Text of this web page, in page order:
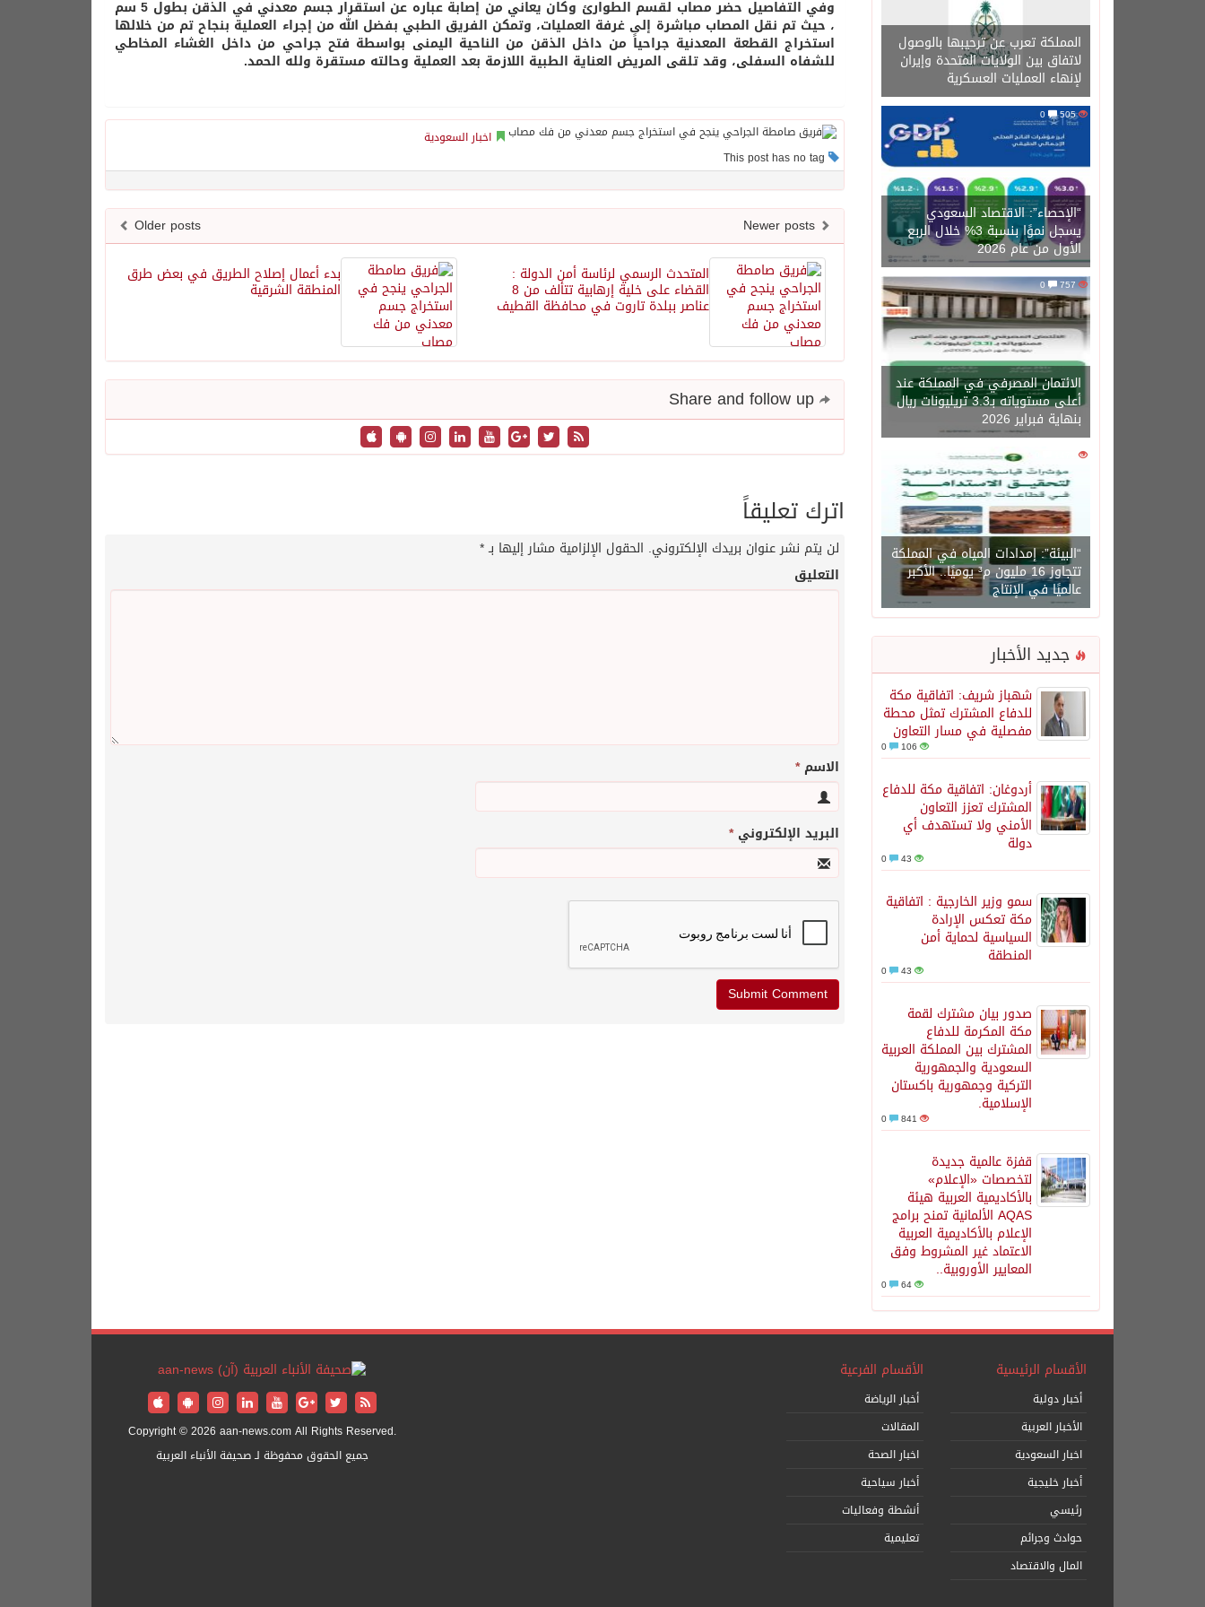
المملكة تعرب عن ترحيبها بالوصول
لاتفاق بين الولايات المتحدة وإيران
لإنهاء العمليات العسكرية
505
“الإحصاء”: الاقتصاد السعودي
يسجل نموًا بنسبة 3% خلال الربع
الأول من عام 2026
757
0
الائتمان المصرفي في المملكة عند
أعلى مستوياته بـ3.3 تريليونات ريال
بنهاية فبراير 2026
1471
“البيئة”: إمدادات المياه في المملكة
تتجاوز 16 مليون م³ يوميًا.. الأكبر
عالميًا في الإنتاج
جديد الأخبار
شهباز شريف: اتفاقية مكة
للدفاع المشترك تمثل محطة
مفصلية في مسار التعاون
106
أردوغان: اتفاقية مكة للدفاع
المشترك تعزز التعاون
الأمني ولا تستهدف أي
دولة
43
سمو وزير الخارجية : اتفاقية
مكة تعكس الإرادة
السياسية لحماية أمن
المنطقة
43
صدور بيان مشترك لقمة
مكة المكرمة للدفاع
المشترك بين المملكة العربية
السعودية والجمهورية
التركية وجمهورية باكستان
الإسلامية.
841
قفزة عالمية جديدة
لتخصصات «الإعلام»
بالأكاديمية العربية هيئة
AQAS الألمانية تمنح برامج
الإعلام بالأكاديمية العربية
الاعتماد غير المشروط وفق
المعايير الأوروبية..
64
وفي التفاصيل حضر مصاب لقسم الطوارئ وكان يعاني من إصابة عباره عن استقرار جسم معدني في الذقن بطول 5 سم
، حيث تم نقل المصاب مباشرة إلى غرفة العمليات، وتمكن الفريق الطبي بفضل الله من إجراء العملية بنجاح تم من خلالها
استخراج القطعة المعدنية جراحياً من داخل الذقن من الناحية اليمنى بواسطة فتح جراحي من داخل الغشاء المخاطي
للشفاه السفلى، وقد تلقى المريض العناية الطبية اللازمة بعد العملية وحالته مستقرة ولله الحمد.
اخبار السعودية
Older posts
بدء أعمال إصلاح الطريق في بعض طرق
المنطقة الشرقية
المتحدث الرسمي لرئاسة أمن الدولة :
القضاء على خلية إرهابية تتألف من 8
عناصر ببلدة تاروت في محافظة القطيف
اترك تعليقاً
لن يتم نشر عنوان بريدك الإلكتروني. الحقول الإلزامية مشار إليها بـ*
التعليق
الاسم*
البريد الإلكتروني*
الأقسام الرئيسية
أخبار دولية
الأخبار العربية
اخبار السعودية
أخبار خليجية
رئيسي
حوادث وجرائم
المال والاقتصاد
الأقسام الفرعية
أخبار الرياضة
المقالات
اخبار الصحة
أخبار سياحية
أنشطة وفعاليات
تعليمية
Copyright © 2026 aan-news.com All Rights Reserved.
جميع الحقوق محفوظة لـ صحيفة الأنباء العربية